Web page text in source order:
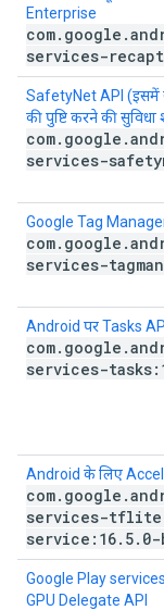
Enterprise
com. google .
services-
SafetyNet API (इसमें
की पुष्टि करने की सुविधा
com. google .
services-
Google Tag
com. google .
services-
Android पर Tasks API
com. google .
services-
Android के लिए
com. google .
services-
service:16. 5. 0-
Google Play
GPU Delegate API